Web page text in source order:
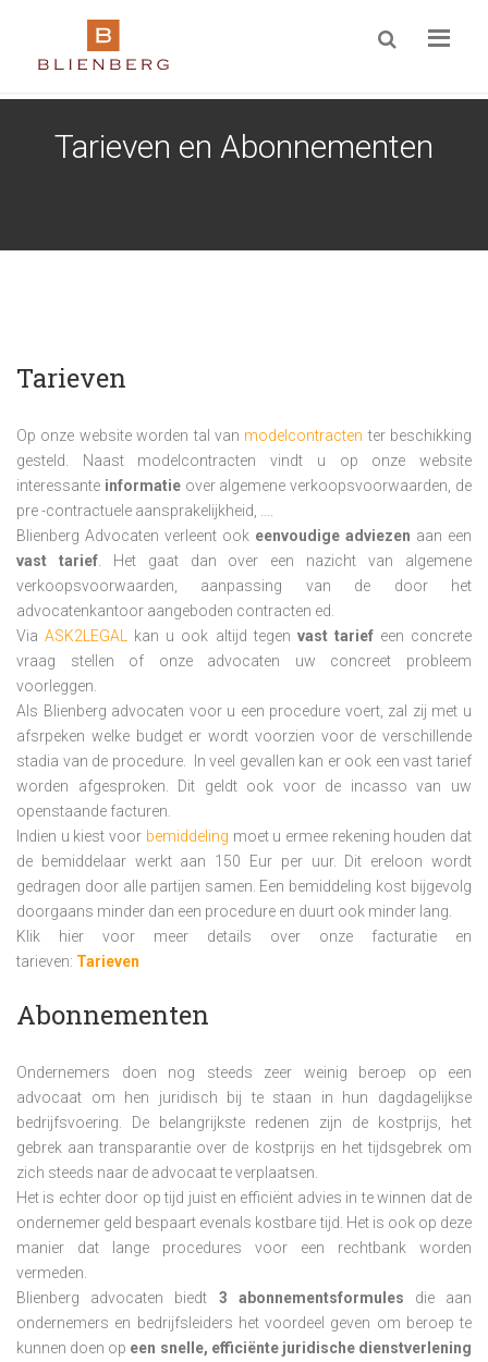
ZOEKEN
Tarieven en Abonnementen
Tarieven
Op onze website worden tal van modelcontracten ter beschikking
gesteld. Naast modelcontracten vindt u op onze website
interessante informatieover algemene verkoopsvoorwaarden, de
pre -contractuele aansprakelijkheid, ….
Blienberg Advocaten verleent ook eenvoudige adviezen aan een
vast tarief. Het gaat dan over een nazicht van algemene
verkoopsvoorwaarden, aanpassing van de door het
advocatenkantoor aangeboden contracten ed.
ViaASK2LEGAL kan u ook altijd tegen vast tariefeen concrete
vraag stellen of onze advocaten uw concreet probleem
voorleggen.
Als Blienberg advocaten voor u een procedure voert, zal zij met u
afsrpeken welke budget er wordt voorzien voor de verschillende
stadia van de procedure. In veel gevallen kan er ook een vast tarief
worden afgesproken. Dit geldt ook voor de incasso van uw
openstaande facturen.
Indien u kiest voor bemiddeling moet u ermee rekening houden dat
de bemiddelaar werkt aan 150 Eur per uur. Dit ereloon wordt
gedragen door alle partijen samen. Een bemiddeling kost bijgevolg
doorgaans minder dan een procedure en duurt ook minder lang.
Klik hier voor meer details over onze facturatie en
tarieven: Tarieven
Abonnementen
Ondernemers doen nog steeds zeer weinig beroep op een
advocaat om hen juridisch bij te staan in hun dagdagelijkse
bedrijfsvoering. De belangrijkste redenen zijn de kostprijs, het
gebrek aan transparantie over de kostprijs en het tijdsgebrek om
zich steeds naar de advocaat te verplaatsen.
Het is echter door op tijd juist en efficiënt advies in te winnen dat de
ondernemer geld bespaart evenals kostbare tijd. Het is ook op deze
manier dat lange procedures voor een rechtbank worden
vermeden.
Blienberg advocaten biedt 3 abonnementsformules die aan
ondernemers en bedrijfsleiders het voordeel geven om beroep te
kunnen doen op een snelle, efficiënte juridische dienstverlening